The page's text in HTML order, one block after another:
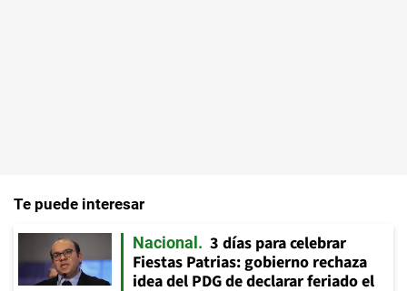
Te puede interesar
Nacional
3 días para celebrar
Fiestas Patrias: gobierno rechaza
idea del PDG de declarar feriado el